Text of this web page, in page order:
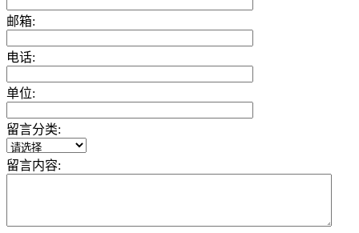
邮箱:
电话:
单位:
留言分类:
留言内容: